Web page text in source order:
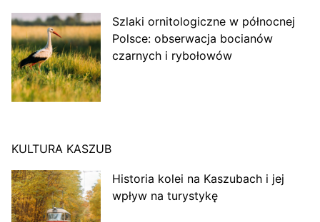
Szlaki ornitologiczne w północnej
Polsce: obserwacja bocianów
czarnych i rybołowów
KULTURA KASZUB
Historia kolei na Kaszubach i jej
wpływ na turystykę